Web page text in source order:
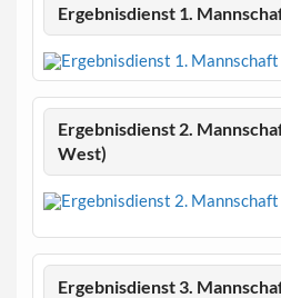
Ergebnisdienst 1.
Ergebnisdienst 2.
West)
Ergebnisdienst 3.